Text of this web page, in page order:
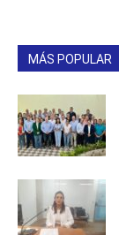
MÁS POPULAR